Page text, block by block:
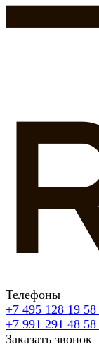
Телефоны
+7 495 128 19 58
+7 991 291 48 58
Заказать звонок